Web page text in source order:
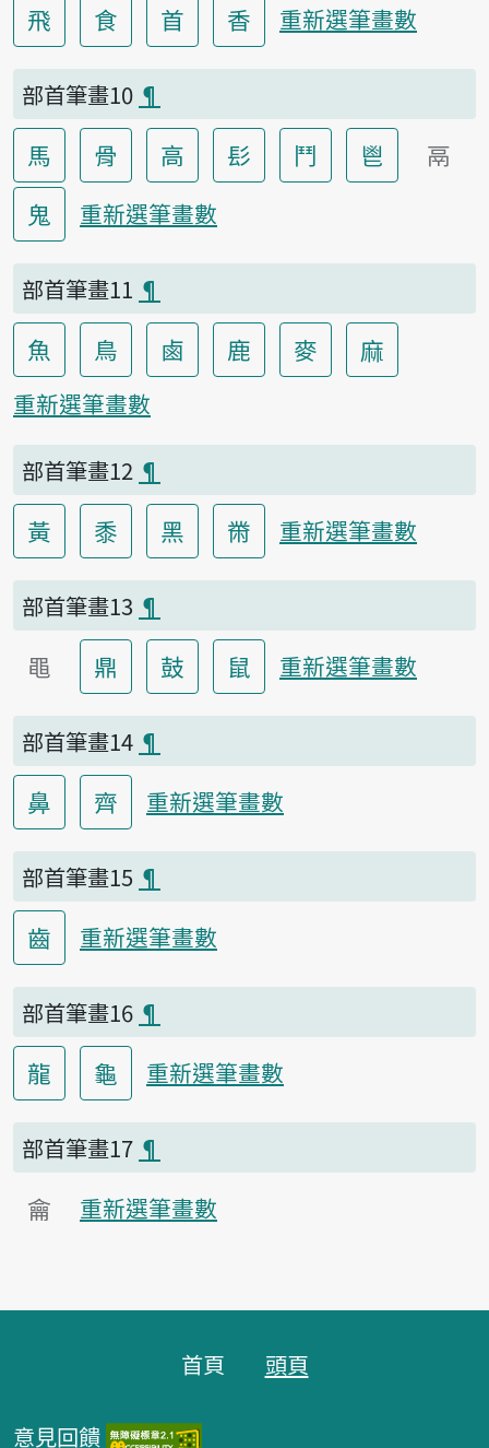
飛
食 首 香 重新選筆畫數
部首筆畫10 ¶
馬 骨 高 髟 鬥 鬯
鬲
鬼
重新選筆畫數
部首筆畫11 ¶
魚 鳥 鹵 鹿 麥 麻
重新選筆畫數
部首筆畫12 ¶
黃 黍 黑 黹 重新選筆畫數
部首筆畫13 ¶
黽 鼎 鼓 鼠 重新選筆畫數
部首筆畫14 ¶
鼻 齊 重新選筆畫數
部首筆畫15 ¶
齒 重新選筆畫數
部首筆畫16 ¶
龍 龜 重新選筆畫數
部首筆畫17 ¶
龠 重新選筆畫數
首頁 頭頁
意見回饋